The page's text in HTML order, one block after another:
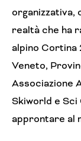
organizzativa,
realtà che ha
alpino Cortina
Veneto,
Associazione
Skiworld e
approntare al